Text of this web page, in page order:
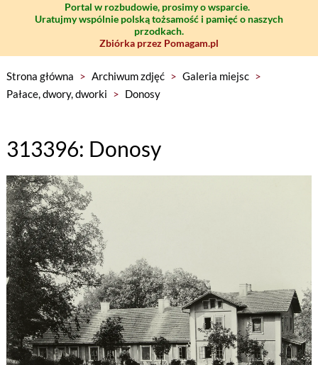
Portal w rozbudowie, prosimy o wsparcie.
Uratujmy wspólnie polską tożsamość i pamięć o naszych
przodkach.
Zbiórka przez Pomagam.pl
Strona główna > Archiwum zdjęć > Galeria miejsc >
Pałace, dwory, dworki > Donosy
313396: Donosy